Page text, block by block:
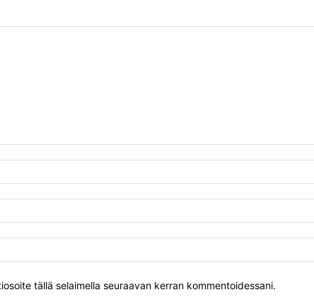
tällä selaimella seuraavan kerran kommentoidessani.